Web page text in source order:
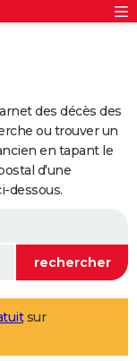
des décès des
ou trouver un
en tapant le
d'une
dessous.
sur